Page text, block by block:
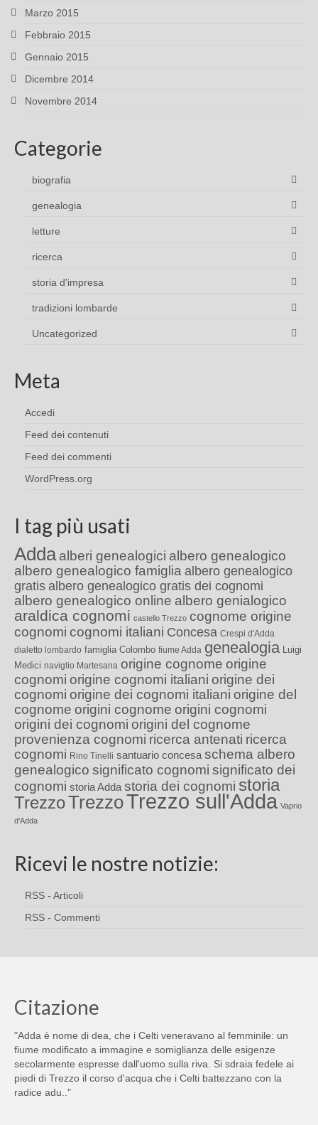
Marzo 2015
Febbraio 2015
Gennaio 2015
Dicembre 2014
Novembre 2014
Categorie
biografia
genealogia
letture
ricerca
storia d'impresa
tradizioni lombarde
Uncategorized
Meta
Accedi
Feed dei contenuti
Feed dei commenti
WordPress.org
I tag più usati
Adda alberi genealogici albero genealogico
albero genealogico famiglia albero genealogico
gratis albero genealogico gratis dei cognomi
albero genealogico online albero genialogico
araldica cognomi castello Trezzo cognome origine
cognomi cognomi italiani Concesa Crespi d'Adda
dialetto lombardo famiglia Colombo fiume Adda genealogia Luigi
Medici naviglio Martesana origine cognome origine
cognomi origine cognomi italiani origine dei
cognomi origine dei cognomi italiani origine del
cognome origini cognome origini cognomi
origini dei cognomi origini del cognome
provenienza cognomi ricerca antenati ricerca
cognomi Rino Tinelli santuario concesa schema albero
genealogico significato cognomi significato dei
cognomi storia Adda storia dei cognomi storia
TrezzoTrezzoTrezzo sull'Adda Vaprio
d'Adda
Ricevi le nostre notizie:
RSS - Articoli
RSS - Commenti
Citazione
"Adda è nome di dea, che i Celti veneravano al femminile: un
fiume modificato a immagine e somiglianza delle esigenze
secolarmente espresse dall'uomo sulla riva. Si sdraia fedele ai
piedi di Trezzo il corso d'acqua che i Celti battezzano con la
radice adu.."